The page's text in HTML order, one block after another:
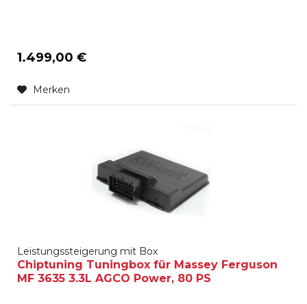
1.499,00 €
Merken
Leistungssteigerung mit Box
Chiptuning Tuningbox für Massey Ferguson
MF 3635 3.3L AGCO Power, 80 PS